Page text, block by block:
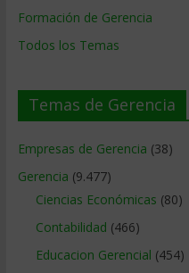
Formación de Gerencia
Todos los Temas
Temas de Gerencia
Empresas de Gerencia (38)
Gerencia (9.477)
Ciencias Económicas (80)
Contabilidad (466)
Educacion Gerencial (454)